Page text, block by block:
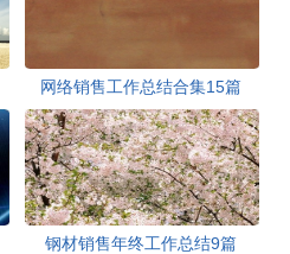
网络销售工作总结合集15篇
钢材销售年终工作总结9篇